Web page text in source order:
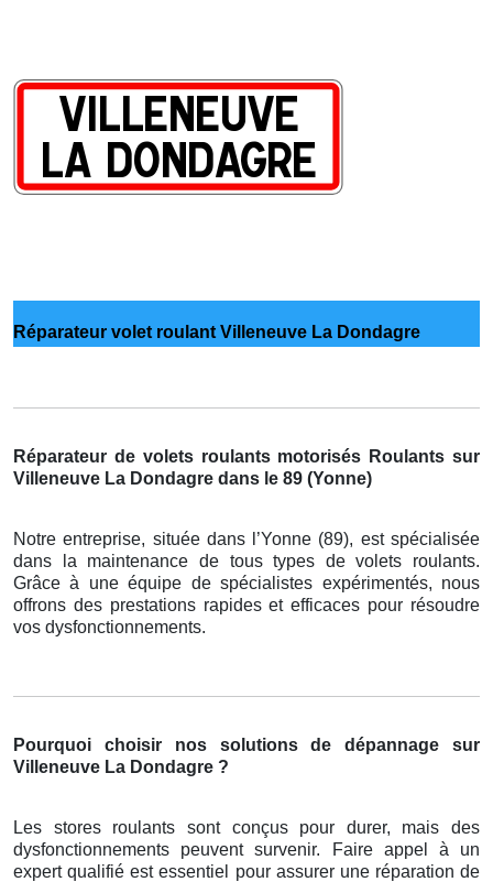
Réparateur volet roulant Villeneuve La Dondagre
Réparateur de volets roulants motorisés Roulants sur
Villeneuve La Dondagre dans le 89 (Yonne)
Notre entreprise, située dans l’Yonne (89), est spécialisée
dans la maintenance de tous types de volets roulants.
Grâce à une équipe de spécialistes expérimentés, nous
offrons des prestations rapides et efficaces pour résoudre
vos dysfonctionnements.
Pourquoi choisir nos solutions de dépannage sur
Villeneuve La Dondagre ?
Les stores roulants sont conçus pour durer, mais des
dysfonctionnements peuvent survenir. Faire appel à un
expert qualifié est essentiel pour assurer une réparation de